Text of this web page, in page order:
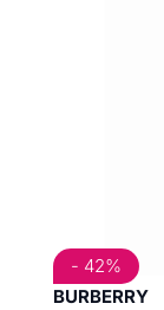
BURBERRY
- 42%